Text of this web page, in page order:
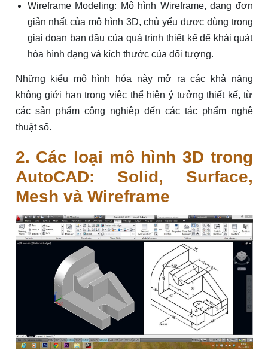
Wireframe Modeling: Mô hình Wireframe, dạng đơn
giản nhất của mô hình 3D, chủ yếu được dùng trong
giai đoạn ban đầu của quá trình thiết kế để khái quát
hóa hình dạng và kích thước của đối tượng.
Những kiểu mô hình hóa này mở ra các khả năng
không giới hạn trong việc thể hiện ý tưởng thiết kế, từ
các sản phẩm công nghiệp đến các tác phẩm nghệ
thuật số.
2. Các loại mô hình 3D trong
AutoCAD: Solid, Surface,
Mesh và Wireframe